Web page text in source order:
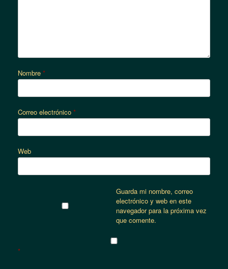
Nombre *
Correo electrónico *
Web
Guarda mi nombre, correo
electrónico y web en este
navegador para la próxima vez
que comente.
*